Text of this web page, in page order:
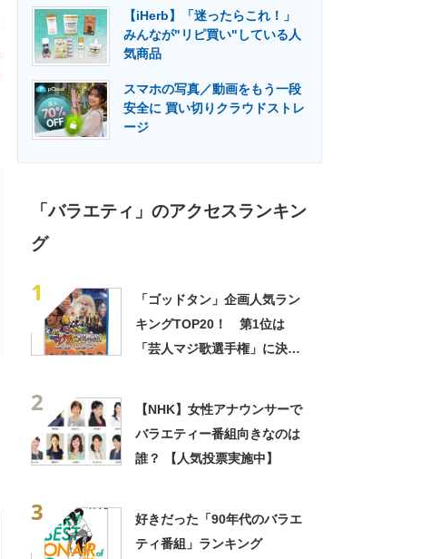
【iHerb】「迷ったらこれ！」
みんなが"リピ買い"している人
気商品
スマホの写真／動画をもう一段
安全に 買い切りクラウドストレ
ージ
「バラエティ」のアクセスランキン
グ
1
「ゴッドタン」企画人気ラン
キングTOP20！ 第1位は
「芸人マジ歌選手権」に決
2
【NHK】女性アナウンサーで
バラエティー番組向きなのは
誰？ 【人気投票実施中】
3
好きだった「90年代のバラエ
ティ番組」ランキング